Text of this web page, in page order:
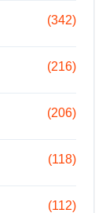
(342)
(216)
(206)
(118)
(112)